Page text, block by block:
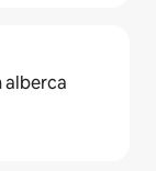
alberca